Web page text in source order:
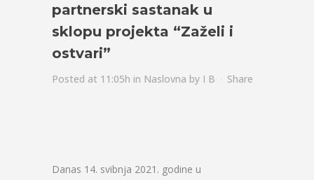
partnerski sastanak u
sklopu projekta “Zaželi i
ostvari”
Posted at 11:05h in Naslovna by I B Share
Danas 14. svibnja 2021. godine u